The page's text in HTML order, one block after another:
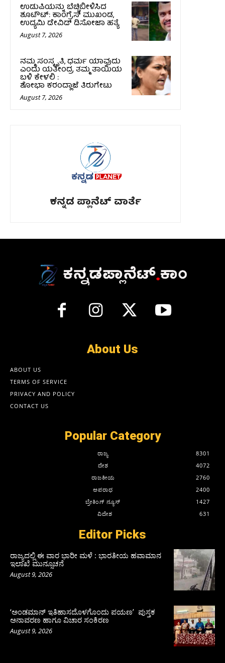
ಉಡುಪಿಯನ್ನು ಬೆಚ್ಚಿಬೀಳಿಸಿದ
ಶೂಟೌಟ್‌: ಕಾಂಗ್ರೆಸ್‌ ಮುಖಂಡ,
ಉದ್ಯಮಿ ಡೇವಿಡ್ ಡಿಸೋಜಾ ಹತ್ಯೆ
August 7, 2026
ನಮ್ಮ ಸಂಸ್ಕೃತಿ, ಧರ್ಮ ಯಾವುದು
ಎಂದು ಯತೀಂದ್ರ ತಮ್ಮ ತಾಯಿಯ
ಬಳಿ ಕೇಳಲಿ :
ಶೋಭಾ ಕರಂದ್ಲಾಜೆ ತಿರುಗೇಟು
August 7, 2026
ಕನ್ನಡ ಪ್ಲಾನೆಟ್ ವಾರ್ತೆ
About Us
ABOUT US
TERMS OF SERVICE
PRIVACY AND POLICY
CONTACT US
Popular Category
ರಾಜ್ಯ
8301
ದೇಶ
4072
ರಾಜಕೀಯ
2760
ಅಪರಾಧ
2400
ಬ್ರೇಕಿಂಗ್ ನ್ಯೂಸ್
1427
ವಿದೇಶ
631
Editor Picks
ರಾಜ್ಯದಲ್ಲಿ ಈ ವಾರ ಭಾರೀ ಮಳೆ : ಭಾರತೀಯ ಹವಾಮಾನ
ಇಲಾಖೆ ಮುನ್ಸೂಚನೆ
August 9, 2026
‘ಅಂಡಮಾನ್ ಇತಿಹಾಸದೊಳಗೊಂದು ಪಯಣ’ ಪುಸ್ತಕ
ಅನಾವರಣ ಹಾಗೂ ವಿಚಾರ ಸಂಕಿರಣ
August 9, 2026